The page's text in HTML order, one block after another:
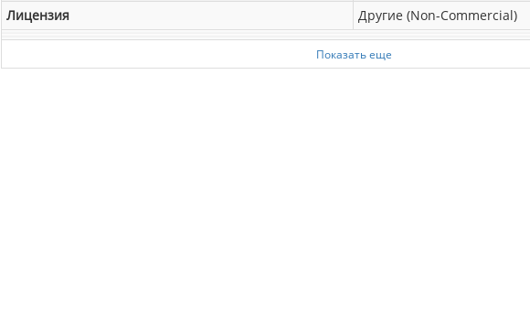
Лицензия
Другие (Non-Commercial)
Показать еще